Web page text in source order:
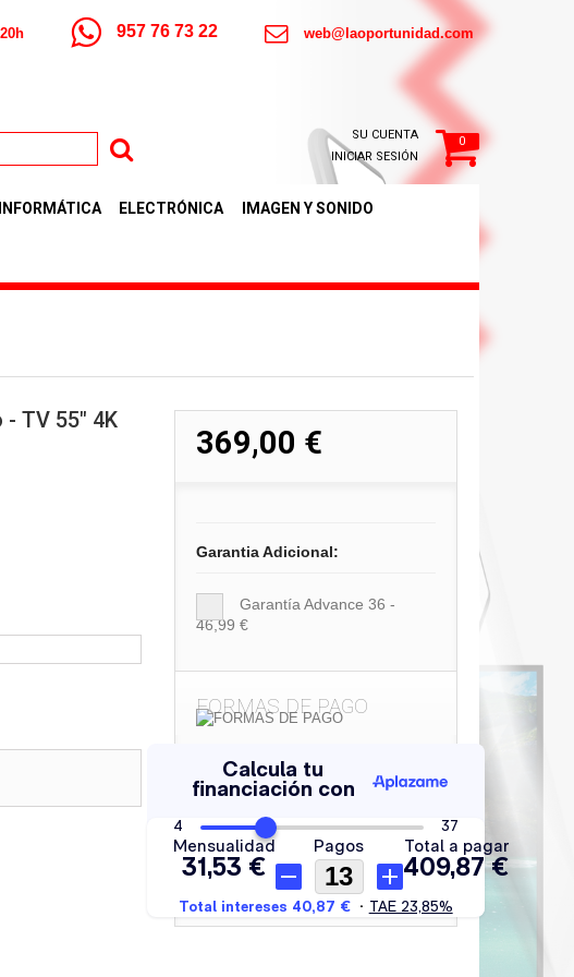
957 76 73 22 web@laoportunidad.com
0
SU CUENTA
INICIAR SESIÓN
INFORMÁTICA ELECTRÓNICA IMAGEN Y SONIDO
- TV 55" 4K
369,00 €
Garantia Adicional:
Garantía Advance 36 -
46,99 €
FORMAS DE PAGO